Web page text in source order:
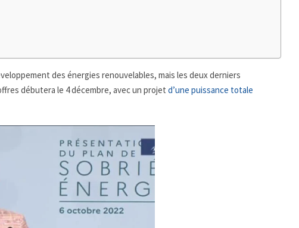
des énergies renouvelables, mais les deux derniers
débutera le 4 décembre, avec un projet d’une puissance totale